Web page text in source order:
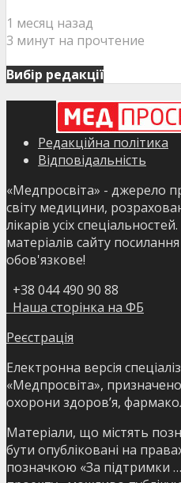
1 месяц назад
3 минут на прочтение
Вибір редакції
Редакційна політика
Відповідальність
«Медпросвіта» - джерело
світу медицини,
лікарів усіх
матеріалів сайту
обов'язкове!
+38 044 490 90 88
Наша сторінка на ФБ
Реєстрація
Електронна версія
«Медпросвіта»,
охорони здоров’я,
Матеріали, що містять
бути опубліковані на
позначкою «За підтримки